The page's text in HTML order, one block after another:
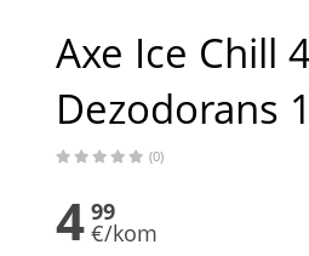
Axe Ice Chill
Dezodorans
(0)
4 99
€/kom